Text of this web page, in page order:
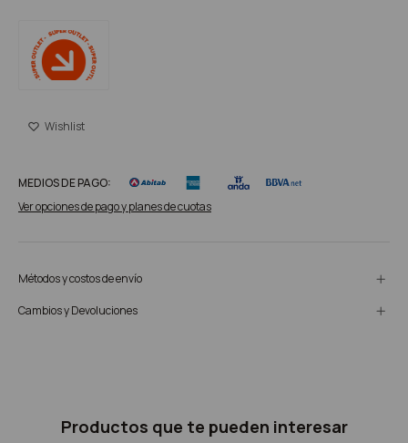
MEDIOS DE PAGO:
Ver opciones de pago y planes de cuotas
Métodos y costos de envío
Cambios y Devoluciones
Productos que te pueden interesar